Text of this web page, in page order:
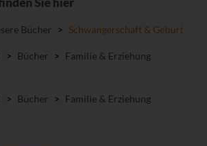
Bücher > Schwangerschaft & Geburt
> Bücher > Familie & Erziehung
> Bücher > Familie & Erziehung